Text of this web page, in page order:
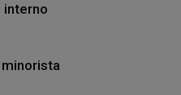
interno